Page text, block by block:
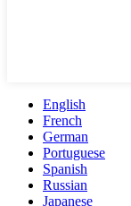
English
French
German
Portuguese
Spanish
Russian
Japanese